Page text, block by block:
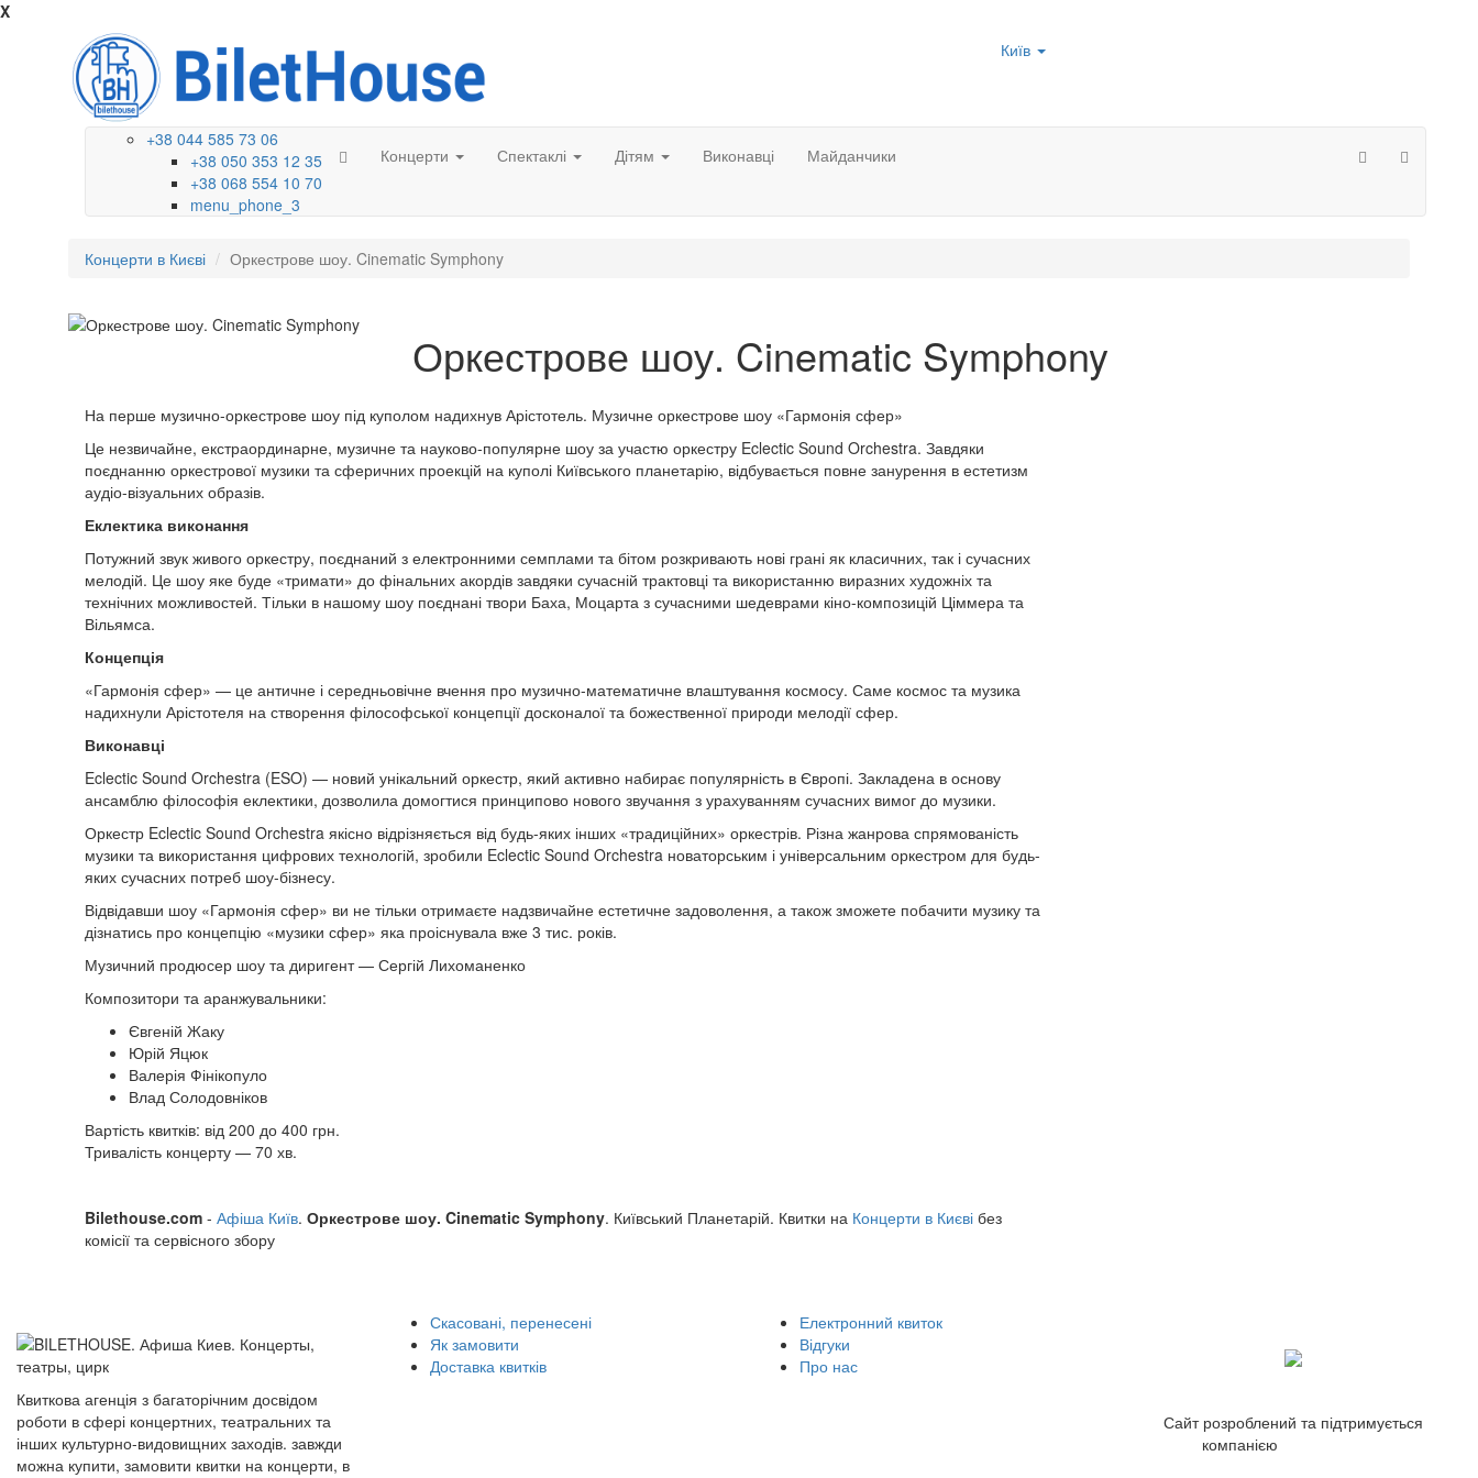
X
Київ
+38 044 585 73 06
+38 050 353 12 35
+38 068 554 10 70
menu_phone_3
Концерти Спектаклі Дітям Виконавці Майданчики
Концерти в Києві Оркестрове шоу. Cinematic Symphony
Оркестрове шоу. Cinematic Symphony
На перше музично-оркестрове шоу під куполом надихнув Арістотель. Музичне оркестрове шоу «Гармонія сфер»
Це незвичайне, екстраординарне, музичне та науково-популярне шоу за участю оркестру Eclectic Sound Orchestra. Завдяки
поєднанню оркестрової музики та сферичних проекцій на куполі Київського планетарію, відбувається повне занурення в естетизм
аудіо-візуальних образів.
Еклектика виконання
Потужний звук живого оркестру, поєднаний з електронними семплами та бітом розкривають нові грані як класичних, так і сучасних
мелодій. Це шоу яке буде «тримати» до фінальних акордів завдяки сучасній трактовці та використанню виразних художніх та
технічних можливостей. Тільки в нашому шоу поєднані твори Баха, Моцарта з сучасними шедеврами кіно-композицій Ціммера та
Вільямса.
Концепція
«Гармонія сфер» — це античне і середньовічне вчення про музично-математичне влаштування космосу. Саме космос та музика
надихнули Арістотеля на створення філософської концепції досконалої та божественної природи мелодії сфер.
Виконавці
Eclectic Sound Orchestra (ESO) — новий унікальний оркестр, який активно набирає популярність в Європі. Закладена в основу
ансамблю філософія еклектики, дозволила домогтися принципово нового звучання з урахуванням сучасних вимог до музики.
Оркестр Eclectic Sound Orchestra якісно відрізняється від будь-яких інших «традиційних» оркестрів. Різна жанрова спрямованість
музики та використання цифрових технологій, зробили Eclectic Sound Orchestra новаторським і універсальним оркестром для будь-
яких сучасних потреб шоу-бізнесу.
Відвідавши шоу «Гармонія сфер» ви не тільки отримаєте надзвичайне естетичне задоволення, а також зможете побачити музику та
дізнатись про концепцію «музики сфер» яка проіснувала вже 3 тис. років.
Музичний продюсер шоу та диригент — Сергій Лихоманенко
Композитори та аранжувальники:
Євгеній Жаку
Юрій Яцюк
Валерія Фінікопуло
Влад Солодовніков
Вартість квитків: від 200 до 400 грн.
Тривалість концерту — 70 хв.
Bilethouse.com - Афіша Київ. Оркестрове шоу. Cinematic Symphony. Київський Планетарій. Квитки на Концерти в Києві без
комісії та сервісного збору
Квиткова агенція з багаторічним досвідом
роботи в сфері концертних, театральних та
інших культурно-видовищних заходів. завжди
можна купити, замовити квитки на концерти, в
Скасовані, перенесені
Як замовити
Доставка квитків
Електронний квиток
Відгуки
Про нас
Сайт розроблений та підтримується
компанією